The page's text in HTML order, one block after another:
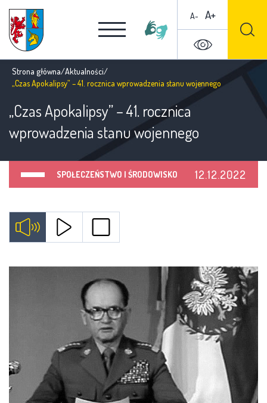
A- A+
Strona główna/Aktualności/
„Czas Apokalipsy” – 41. rocznica wprowadzenia stanu wojennego
„Czas Apokalipsy” – 41. rocznica
wprowadzenia stanu wojennego
SPOŁECZEŃSTWO I ŚRODOWISKO 12.12.2022